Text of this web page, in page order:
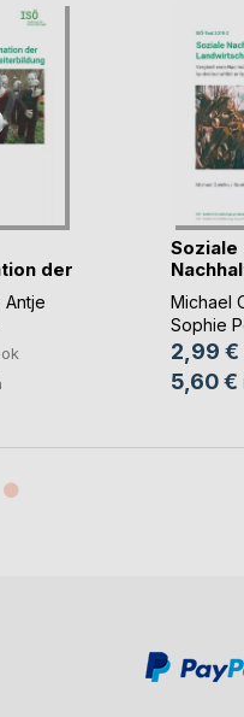
der
Antje
Soziale
Michael
Sophie
2,99 €
5,60 €